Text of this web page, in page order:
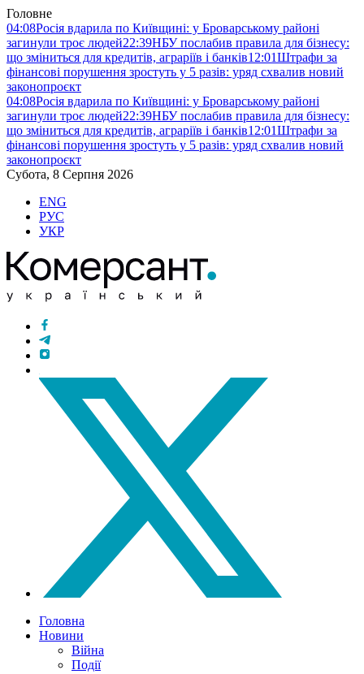
Головне
04:08Росія вдарила по Київщині: у Броварському районі
загинули троє людей22:39НБУ послабив правила для бізнесу:
що зміниться для кредитів, аграріїв і банків12:01Штрафи за
фінансові порушення зростуть у 5 разів: уряд схвалив новий
законопроєкт
04:08Росія вдарила по Київщині: у Броварському районі
загинули троє людей22:39НБУ послабив правила для бізнесу:
що зміниться для кредитів, аграріїв і банків12:01Штрафи за
фінансові порушення зростуть у 5 разів: уряд схвалив новий
законопроєкт
Субота, 8 Серпня 2026
ENG
РУС
УКР
Головна
Новини
Війна
Події